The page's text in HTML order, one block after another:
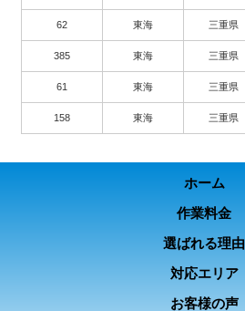
62 東海 三重県
385 東海 三重県
61 東海 三重県
158 東海 三重県
ホーム
作業料金
選ばれる理由
対応エリア
お客様の声